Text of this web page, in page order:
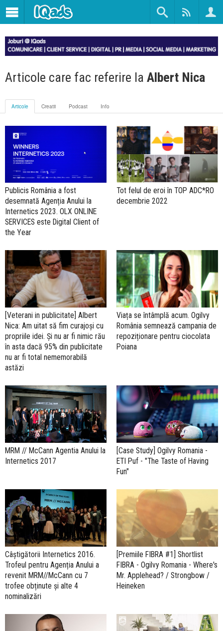
Articole care fac referire la Albert Nica
Articole Creatii Podcast Info
Publicis România a fost
desemnată Agenția Anului la
Internetics 2023. OLX ONLINE
SERVICES este Digital Client of
the Year
Tot felul de eroi în TOP ADC*RO
decembrie 2022
[Veterani in publicitate] Albert
Nica: Am uitat să fim curajoși cu
propriile idei. Și nu ar fi nimic rău
în asta dacă 95% din publicitate
nu ar fi total nememorabilă
astăzi
Viața se întâmplă acum. Ogilvy
România semnează campania de
repoziționare pentru ciocolata
Poiana
MRM // McCann Agentia Anului la
Internetics 2017
[Case Study] Ogilvy Romania -
ETI Puf - "The Taste of Having
Fun"
Câștigătorii Internetics 2016.
Trofeul pentru Agenția Anului a
revenit MRM//McCann cu 7
trofee obținute și alte 4
nominalizări
[Premiile FIBRA #1] Shortlist
FIBRA - Ogilvy Romania - Where's
Mr. Applehead? / Strongbow /
Heineken